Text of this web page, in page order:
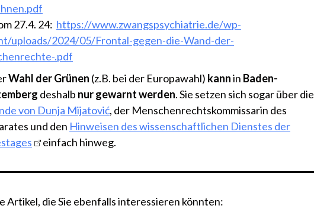
27.4. 24: https://www.zwangspsychiatrie.de/wp-
uploads/2024/05/Frontal-gegen-die-Wand-der-
.pdf
Wahl der Grünen (z.B. bei der Europawahl) kannin Baden-
deshalb nur gewarnt werden. Sie setzen sich sogar über die
von Dunja Mijatović, der Menschenrechtskommissarin des
und den Hinweisen des wissenschaftlichen Dienstes der
einfach hinweg.
Artikel, die Sie ebenfalls interessieren könnten: